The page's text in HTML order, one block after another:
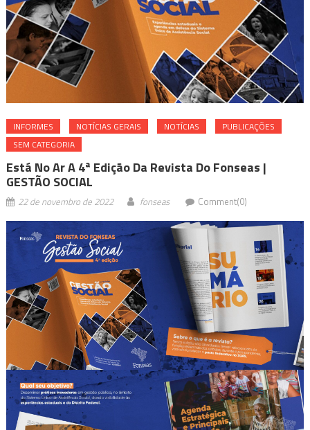
INFORMES NOTÍ­CIAS GERAIS NOTÍCIAS
PUBLICAÇÕES
SEM CATEGORIA
Está No Ar A 4ª Edição Da Revista Do Fonseas |
GESTÃO SOCIAL
22 de novembro de 2022 fonseas Comment(0)